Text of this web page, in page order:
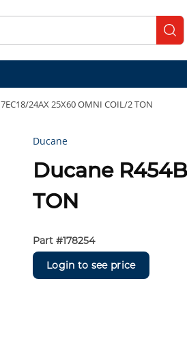
24AX 25X60 OMNI COIL/2 TON
Ducane
Ducane
TON
Part #178254
Login to see price